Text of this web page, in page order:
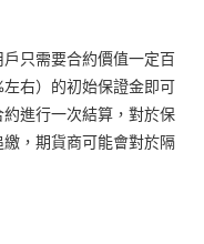
只需要合約價值一定百
右）的初始保證金即可
進行一次結算，對於保
，期貨商可能會對於隔